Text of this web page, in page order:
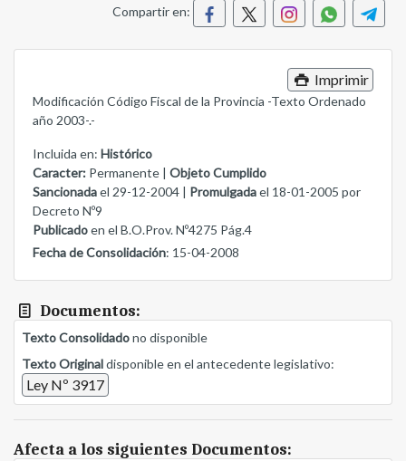
Compartir en:
Imprimir
Modificación Código Fiscal de la Provincia -Texto Ordenado
año 2003-.-
Incluida en: Histórico
Caracter: Permanente | Objeto Cumplido
Sancionadael 29-12-2004 | Promulgadael 18-01-2005 por
Decreto Nº9
Publicadoen el B.O.Prov. Nº4275 Pág.4
Fecha de Consolidación: 15-04-2008
Documentos:
Texto Consolidadono disponible
Texto Originaldisponible en el antecedente legislativo:
Ley Nº 3917
Afecta a los siguientes Documentos: